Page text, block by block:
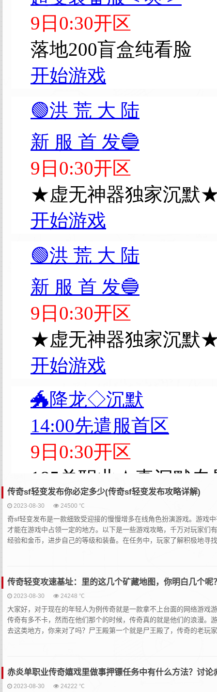
传奇sf轻变发布你必定多少(传奇sf轻变发布攻略详解)
2023-08-30 24500 ℃
奇sf轻变发布是一款细致受迎接的慢慢增多在线角色扮演游戏。游戏
才能在游戏中占领一定的地方。以下是一些游戏攻略，千万对玩家
经验和金币，进步自己的等级和装备。在任务中，玩家了解积极地寻
传奇轻变攻速基址：里的这几个矿藏地图，你明白几个呢
2023-08-30 24248 ℃
大家好，对于现在的年轻人为例传奇就是一款拿不上台面的网络游
传奇有多不卡，然而在他们那个的时候，传奇真的就是他们的浪漫。
去这类地方，你来对了吗？尸王殿第一个就是尸王殿了，传奇的老玩
赤炎单职业传奇嬉戏里做事押镖任务中有什么方法？讨
2023-08-30 24222 ℃